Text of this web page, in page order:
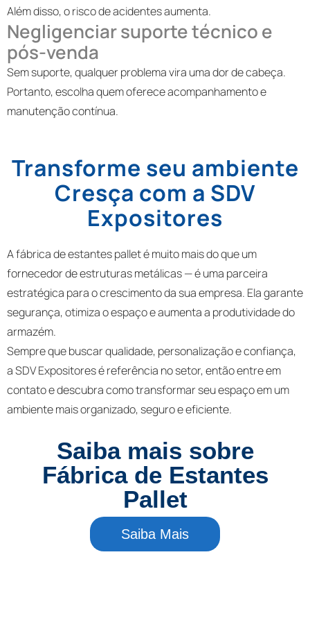
Além disso, o risco de acidentes aumenta.
Negligenciar suporte técnico e
pós-venda
Sem suporte, qualquer problema vira uma dor de cabeça.
Portanto, escolha quem oferece acompanhamento e
manutenção contínua.
Transforme seu ambiente
Cresça com a SDV
Expositores
A fábrica de estantes pallet é muito mais do que um
fornecedor de estruturas metálicas — é uma parceira
estratégica para o crescimento da sua empresa. Ela garante
segurança, otimiza o espaço e aumenta a produtividade do
armazém.
Sempre que buscar qualidade, personalização e confiança,
a SDV Expositores é referência no setor, então entre em
contato e descubra como transformar seu espaço em um
ambiente mais organizado, seguro e eficiente.
Saiba mais sobre
Fábrica de Estantes
Pallet
Saiba Mais